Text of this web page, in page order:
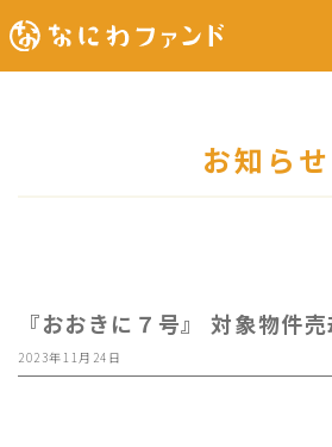
お知らせ
『おおきに７号』 対象物件
2023年11月24日